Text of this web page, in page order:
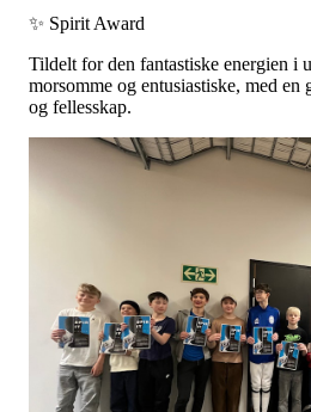
✨ Spirit Award
Tildelt for den fantastiske energien i
morsomme og entusiastiske, med en
og fellesskap.